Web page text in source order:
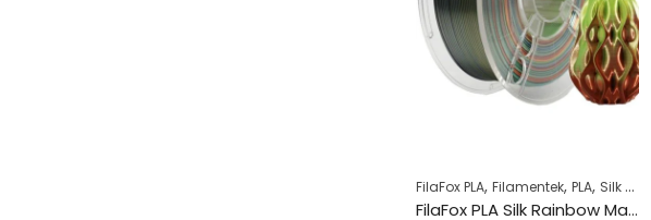
FilaFox PLA, Filamentek, PLA, Silk Rainbow PLA
FilaFox PLA Silk Rainbow Magic (1000g / 1,75mm)